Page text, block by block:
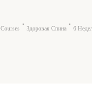
Courses Здоровая Спина 6